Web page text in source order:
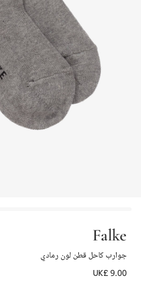
Falke
جوارب كاحل قطن لون رمادي
UK£ 9.00